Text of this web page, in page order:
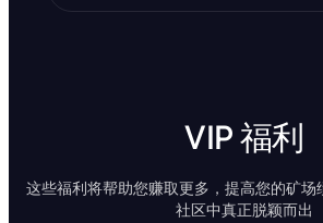
VIP 福利
这些福利将帮助您赚取更多，提高您的矿
社区中真正脱颖而出